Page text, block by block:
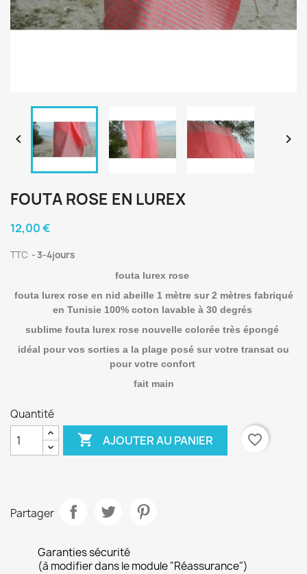
 
FOUTA ROSE EN LUREX
12,00 €
TTC 3-4jours
fouta lurex rose
fouta lurex rose en nid abeille 1 mètre sur 2 mètres fabriqué
en Tunisie 100% coton lavable à 30 degrés
sublime fouta lurex rose nouvelle colorée très épongé
idéal pour vos sorties a la plage posé sur votre transat ou
pour votre confort
fait main
Quantité
 AJOUTER AU PANIER favorite_border
Partager
Garanties sécurité
(à modifier dans le module "Réassurance")